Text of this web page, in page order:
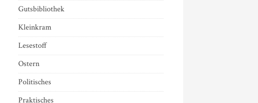
Gutsbibliothek
Kleinkram
Lesestoff
Ostern
Politisches
Praktisches